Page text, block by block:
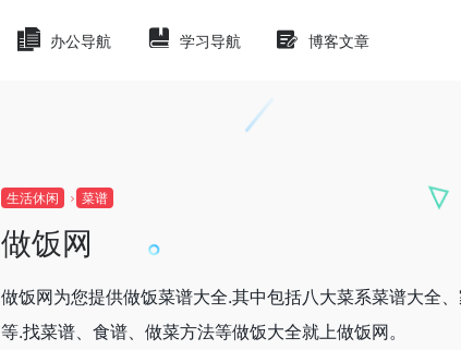
办公导航 学习导航 博客文章
生活休闲 菜谱
做饭网
做饭网为您提供做饭菜谱大全.其中包括八大菜系菜谱大全
等.找菜谱、食谱、做菜方法等做饭大全就上做饭网。